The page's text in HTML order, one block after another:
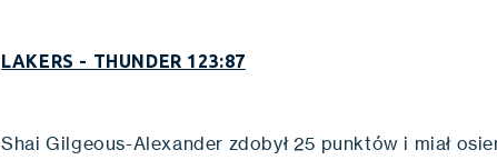
LAKERS - THUNDER 123:87
Shai Gilgeous-Alexander zdobył 25 punktów i miał